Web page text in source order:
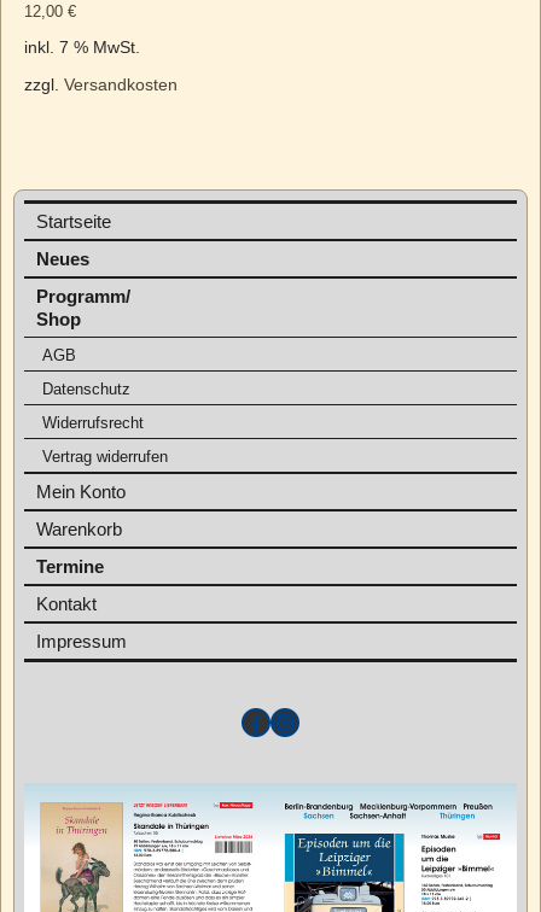
12,00 €
inkl. 7 % MwSt.
zzgl. Versandkosten
Startseite
Neues
Programm/
Shop
AGB
Datenschutz
Widerrufsrecht
Vertrag widerrufen
Mein Konto
Warenkorb
Termine
Kontakt
Impressum